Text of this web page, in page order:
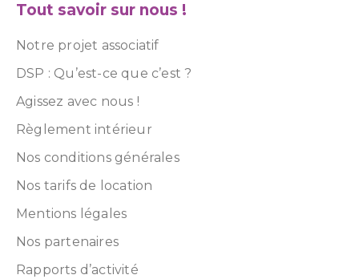
Tout savoir sur nous !
Notre projet associatif
DSP : Qu’est-ce que c’est ?
Agissez avec nous !
Règlement intérieur
Nos conditions générales
Nos tarifs de location
Mentions légales
Nos partenaires
Rapports d’activité